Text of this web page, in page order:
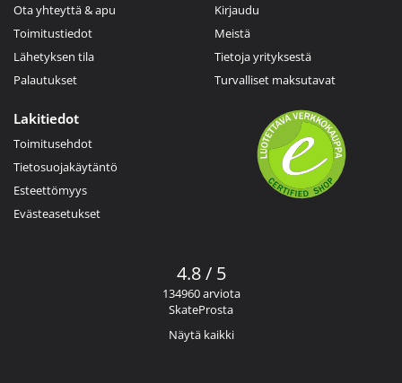
Ota yhteyttä & apu
Toimitustiedot
Lähetyksen tila
Palautukset
Kirjaudu
Meistä
Tietoja yrityksestä
Turvalliset maksutavat
Lakitiedot
Toimitusehdot
Tietosuojakäytäntö
Esteettömyys
Evästeasetukset
4.8 / 5
134960 arviota
SkateProsta
Näytä kaikki